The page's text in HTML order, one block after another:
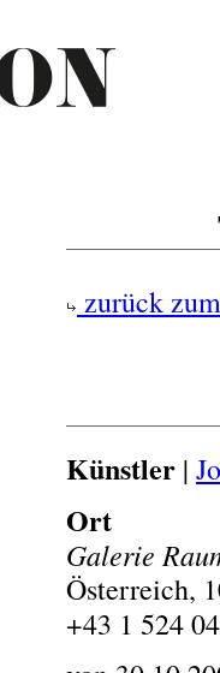
zurück
Künstler |
Ort
Galerie
Österreich,
+43 1 524